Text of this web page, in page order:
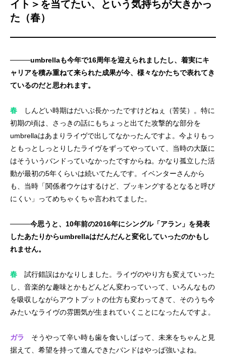
イト＞を当てたい、という気持ちが大きかっ
た（春）
────umbrellaも今年で16周年を迎えられましたし、着実にキ
ャリアを積み重ねて来られた成果が今、様々なかたちで表れてき
ているのだと思われます。
春 しんどい時期はだいぶ長かったですけどねぇ（苦笑）。特に
初期の頃は、さっきの話にもちょっと出てた攻撃的な部分を
umbrellaはあまりライヴで出してなかったんですよ。今よりもっ
ともっとしっとりしたライヴをずってやっていて、当時の大阪に
はそういうバンドっていなかったですからね。かなり孤立した活
動が最初の5年くらいは続いてたんです。イベンターさんから
も、当時「関係者ウケはするけど、ブッキングするとなると呼び
にくい」ってめちゃくちゃ言われてました。
────今思うと、10年前の2016年にシングル「アラン」を発表
したあたりからumbrellaはだんだんと変化していったのかもし
れません。
春 試行錯誤はかなりしました。ライヴのやり方も変えていった
し、音楽的な趣味とかもどんどん変わっていって、いろんなもの
を吸収しながらアウトプットの仕方も変わってきて、そのうち今
みたいなライヴの雰囲気が生まれていくことになったんですよ。
ガラ
そうやって辛い時も歯を食いしばって、未来をちゃんと見
据えて、希望を持って進んできたバンドはやっぱ強いよね。